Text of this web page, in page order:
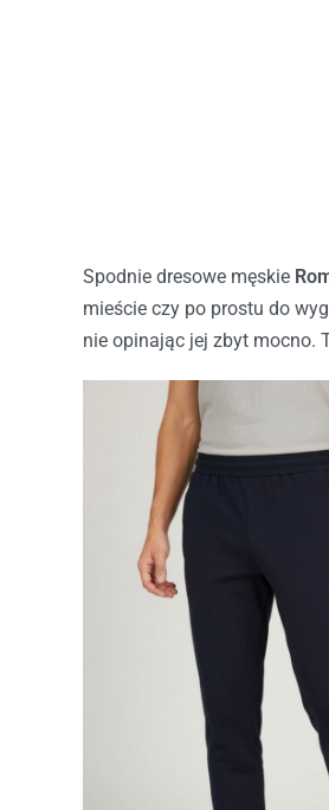
Spodnie dresowe męskie
mieście czy po prostu do
nie opinając jej zbyt mocno.